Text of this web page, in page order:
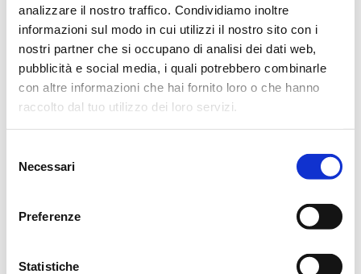
analizzare il nostro traffico. Condividiamo inoltre
informazioni sul modo in cui utilizzi il nostro sito con i
nostri partner che si occupano di analisi dei dati web,
pubblicità e social media, i quali potrebbero combinarle
con altre informazioni che hai fornito loro o che hanno
raccolto dal tuo utilizzo dei loro servizi.
delNecessari
Preferenze
Statistiche
ORARI CASA FUNERARIA
FERIALI
8.30 18.30
FESTIVI